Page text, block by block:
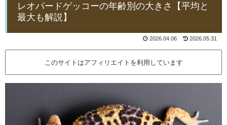
レオパードゲッコーの年齢別の大きさ【平均と
最大も解説】
2026.04.06 2026.05.31
このサイトはアフィリエイトを利用しています